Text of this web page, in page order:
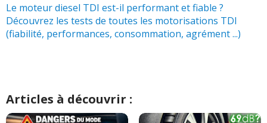
Le moteur diesel TDI est-il performant et fiable ?
Découvrez les tests de toutes les motorisations TDI
(fiabilité, performances, consommation, agrément ...)
Articles à découvrir :